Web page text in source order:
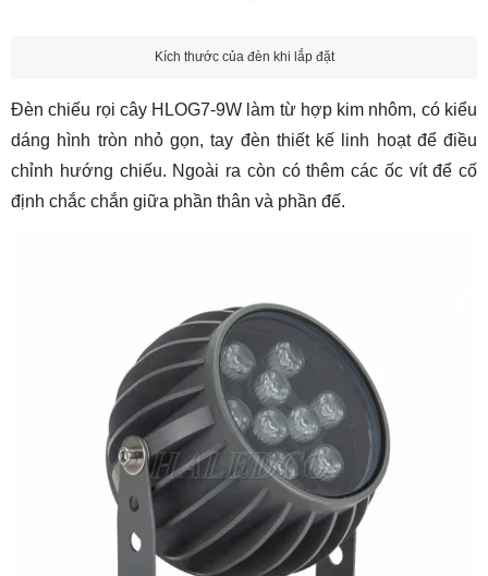
Kích thước của đèn khi lắp đặt
Đèn chiếu rọi cây HLOG7-9W làm từ hợp kim nhôm, có kiểu
dáng hình tròn nhỏ gọn, tay đèn thiết kế linh hoạt để điều
chỉnh hướng chiếu. Ngoài ra còn có thêm các ốc vít để cố
định chắc chắn giữa phần thân và phần đế.